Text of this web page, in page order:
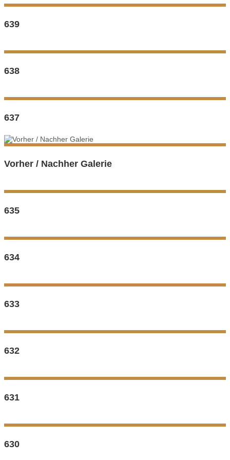
639
638
637
Vorher / Nachher Galerie
635
634
633
632
631
630